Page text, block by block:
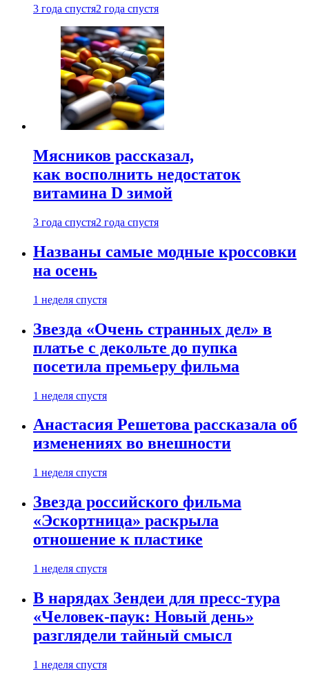
3 года спустя2 года спустя
Мясников рассказал,
как восполнить недостаток
витамина D зимой
3 года спустя2 года спустя
Названы самые модные кроссовки
на осень
1 неделя спустя
Звезда «Очень странных дел» в
платье с декольте до пупка
посетила премьеру фильма
1 неделя спустя
Анастасия Решетова рассказала об
изменениях во внешности
1 неделя спустя
Звезда российского фильма
«Эскортница» раскрыла
отношение к пластике
1 неделя спустя
В нарядах Зендеи для пресс-тура
«Человек-паук: Новый день»
разглядели тайный смысл
1 неделя спустя